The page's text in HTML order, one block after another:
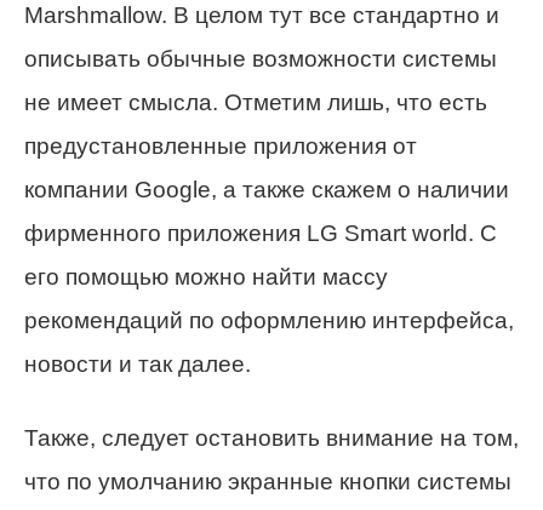
Marshmallow. В целом тут все стандартно и
описывать обычные возможности системы
не имеет смысла. Отметим лишь, что есть
предустановленные приложения от
компании Google, а также скажем о наличии
фирменного приложения LG Smart world. С
его помощью можно найти массу
рекомендаций по оформлению интерфейса,
новости и так далее.
Также, следует остановить внимание на том,
что по умолчанию экранные кнопки системы